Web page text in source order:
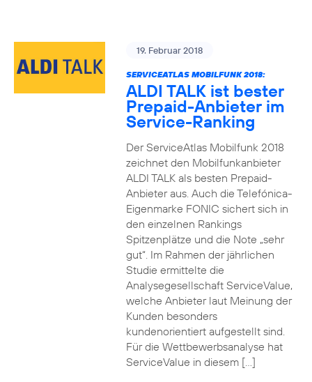
19. Februar 2018
SERVICEATLAS MOBILFUNK 2018:
ALDI TALK ist bester
Prepaid-Anbieter im
Service-Ranking
Der ServiceAtlas Mobilfunk 2018
zeichnet den Mobilfunkanbieter
ALDI TALK als besten Prepaid-
Anbieter aus. Auch die Telefónica-
Eigenmarke FONIC sichert sich in
den einzelnen Rankings
Spitzenplätze und die Note „sehr
gut“. Im Rahmen der jährlichen
Studie ermittelte die
Analysegesellschaft ServiceValue,
welche Anbieter laut Meinung der
Kunden besonders
kundenorientiert aufgestellt sind.
Für die Wettbewerbsanalyse hat
ServiceValue in diesem […]